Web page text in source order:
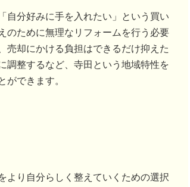
自分好みに手を入れたい」という買い
のために無理なリフォームを行う必要
売却にかける負担はできるだけ抑えた
調整するなど、寺田という地域特性を
ができます。
より自分らしく整えていくための選択